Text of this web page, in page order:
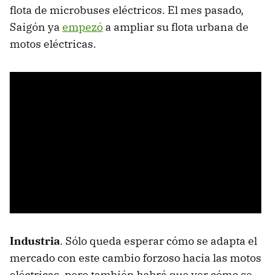
flota de microbuses eléctricos. El mes pasado,
Saigón ya empezó a ampliar su flota urbana de
motos eléctricas.
Industria. Sólo queda esperar cómo se adapta el
mercado con este cambio forzoso hacia las motos